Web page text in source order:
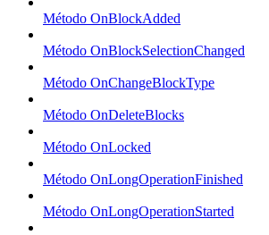
Método OnBlockAdded
Método OnBlockSelectionChanged
Método OnChangeBlockType
Método OnDeleteBlocks
Método OnLocked
Método OnLongOperationFinished
Método OnLongOperationStarted